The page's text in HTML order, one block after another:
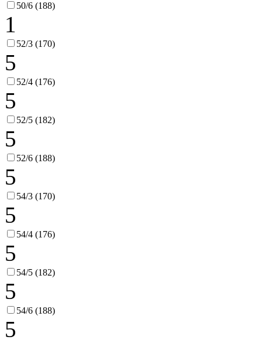
50/6 (188)
1
52/3 (170)
5
52/4 (176)
5
52/5 (182)
5
52/6 (188)
5
54/3 (170)
5
54/4 (176)
5
54/5 (182)
5
54/6 (188)
5